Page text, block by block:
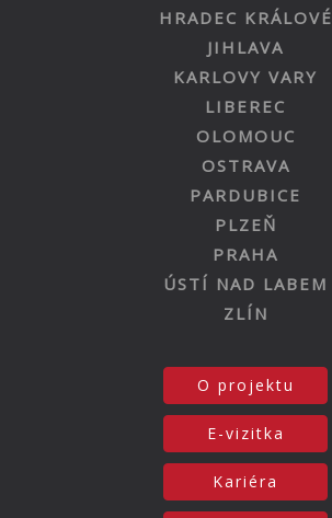
HRADEC KRÁLOVÉ
JIHLAVA
KARLOVY VARY
LIBEREC
OLOMOUC
OSTRAVA
PARDUBICE
PLZEŇ
PRAHA
ÚSTÍ NAD LABEM
ZLÍN
O projektu
E-vizitka
Kariéra